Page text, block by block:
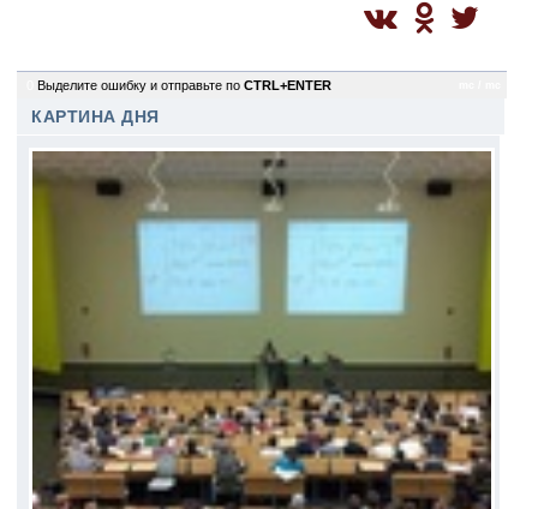
Выделите ошибку и отправьте по CTRL+ENTER
КАРТИНА ДНЯ